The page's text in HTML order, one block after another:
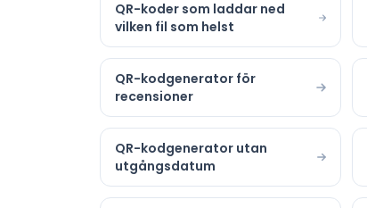
QR-koder som laddar ned
vilken fil som helst
QR-kodgenerator för
recensioner
QR-kodgenerator utan
utgångsdatum